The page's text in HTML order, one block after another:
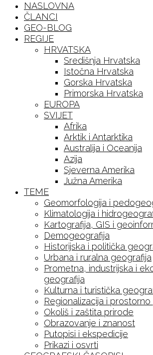
NASLOVNA
ČLANCI
GEO-BLOG
REGIJE
HRVATSKA
Središnja Hrvatska
Istočna Hrvatska
Gorska Hrvatska
Primorska Hrvatska
EUROPA
SVIJET
Afrika
Arktik i Antarktika
Australija i Oceanija
Azija
Sjeverna Amerika
Južna Amerika
TEME
Geomorfologija i
Klimatologija i
Kartografija, GIS i
Demogeografija
Historijska i politička
Urbana i ruralna geografija
Prometna, industrijska i
geografija
Kulturna i turistička
Regionalizacija i prostorno
Okoliš i zaštita prirode
Obrazovanje i znanost
Putopisi i ekspedicije
Prikazi i osvrti